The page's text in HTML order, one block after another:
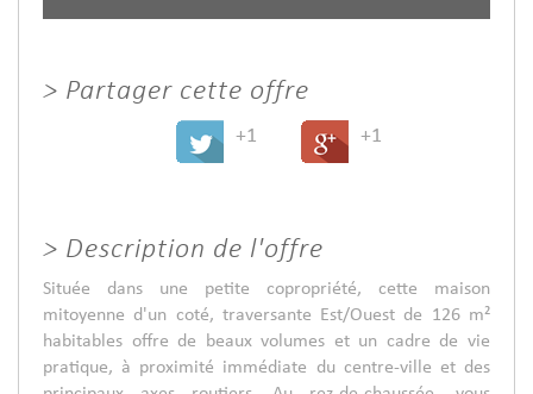
> Partager cette offre
+1 +1
> Description de l'offre
Située dans une petite copropriété, cette maison
mitoyenne d'un coté, traversante Est/Ouest de 126 m²
habitables offre de beaux volumes et un cadre de vie
pratique, à proximité immédiate du centre-ville et des